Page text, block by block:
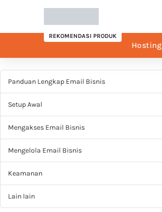
REKOMENDASI PRODUK
Hosting
Panduan Lengkap Email Bisnis
Setup Awal
Mengakses Email Bisnis
Mengelola Email Bisnis
Keamanan
Lain lain